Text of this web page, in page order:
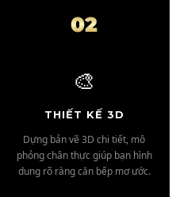
02
🎨
THIẾT KẾ 3D
Dựng bản vẽ 3D chi tiết, mô
phỏng chân thực giúp bạn hình
dung rõ ràng căn bếp mơ ước.